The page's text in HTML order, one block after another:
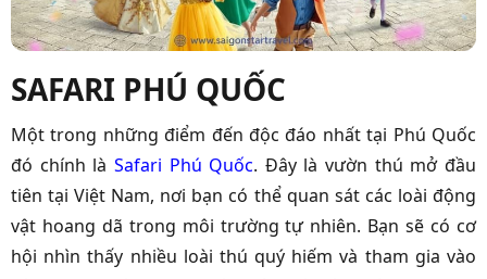
SAFARI PHÚ QUỐC
Một trong những điểm đến độc đáo nhất tại Phú Quốc
đó chính là Safari Phú Quốc. Đây là vườn thú mở đầu
tiên tại Việt Nam, nơi bạn có thể quan sát các loài động
vật hoang dã trong môi trường tự nhiên. Bạn sẽ có cơ
hội nhìn thấy nhiều loài thú quý hiếm và tham gia vào